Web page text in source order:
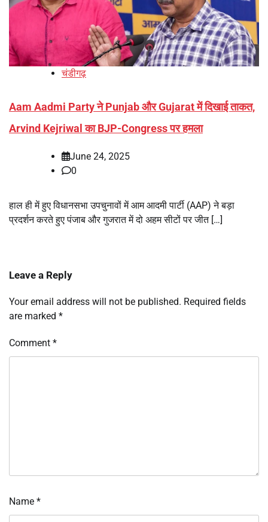
चंडीगढ़
Aam Aadmi Party ने Punjab और Gujarat में दिखाई ताकत,
Arvind Kejriwal का BJP-Congress पर हमला
June 24, 2025
0
हाल ही में हुए विधानसभा उपचुनावों में आम आदमी पार्टी (AAP) ने बड़ा
प्रदर्शन करते हुए पंजाब और गुजरात में दो अहम सीटों पर जीत […]
Leave a Reply
Your email address will not be published. Required fields
are marked *
Comment *
Name *